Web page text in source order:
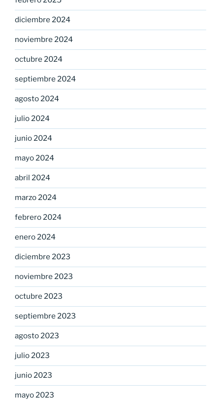
diciembre 2024
noviembre 2024
octubre 2024
septiembre 2024
agosto 2024
julio 2024
junio 2024
mayo 2024
abril 2024
marzo 2024
febrero 2024
enero 2024
diciembre 2023
noviembre 2023
octubre 2023
septiembre 2023
agosto 2023
julio 2023
junio 2023
mayo 2023